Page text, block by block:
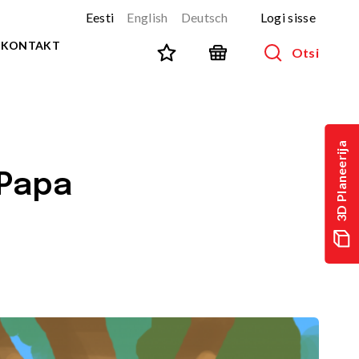
3D Planeerija
Eesti English Deutsch Logi sisse
KONTAKT Otsi
Multifunktsionaalsed väljakud
TEQ mängulauad